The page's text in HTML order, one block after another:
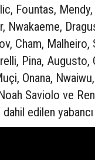
Fountas,
Nwakaeme,
Cham, Malheiro,
Pina, Augusto,
Onana,
Saviolo ve
edilen